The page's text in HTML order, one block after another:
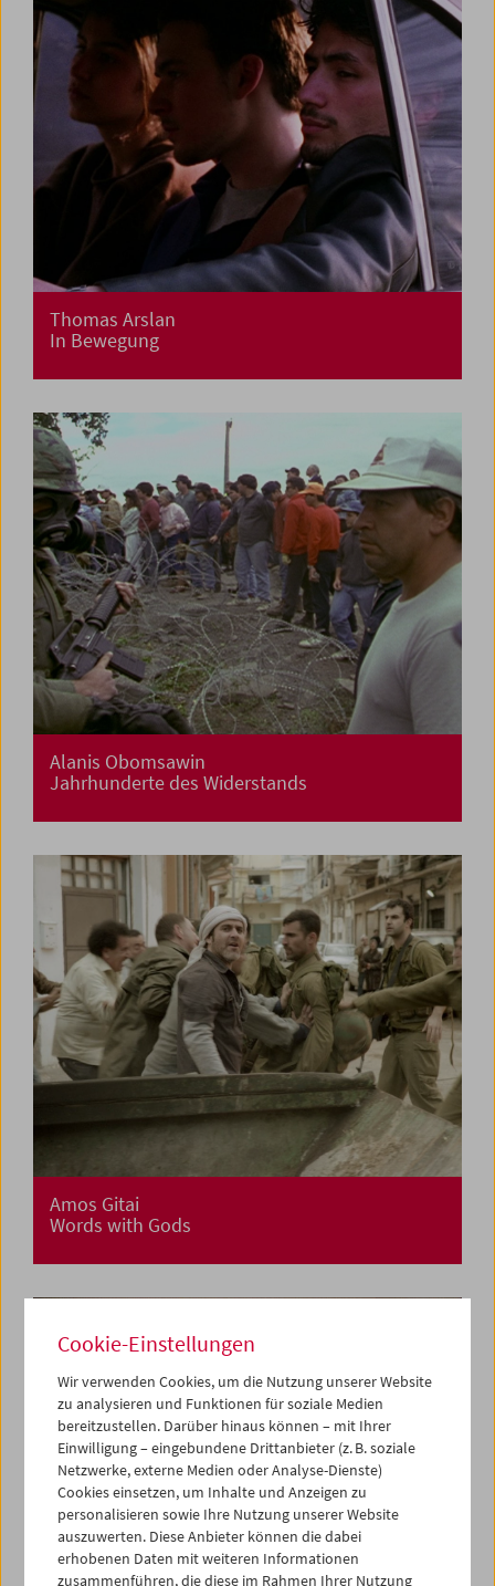
Thomas Arslan
In Bewegung
Alanis Obomsawin
Jahrhunderte des Widerstands
Amos Gitai
Words with Gods
Cookie-Einstellungen
Wir verwenden Cookies, um die Nutzung unserer Website
zu analysieren und Funktionen für soziale Medien
bereitzustellen. Darüber hinaus können – mit Ihrer
Einwilligung – eingebundene Drittanbieter (z. B. soziale
Netzwerke, externe Medien oder Analyse-Dienste)
Cookies einsetzen, um Inhalte und Anzeigen zu
personalisieren sowie Ihre Nutzung unserer Website
auszuwerten. Diese Anbieter können die dabei
erhobenen Daten mit weiteren Informationen
zusammenführen, die diese im Rahmen Ihrer Nutzung